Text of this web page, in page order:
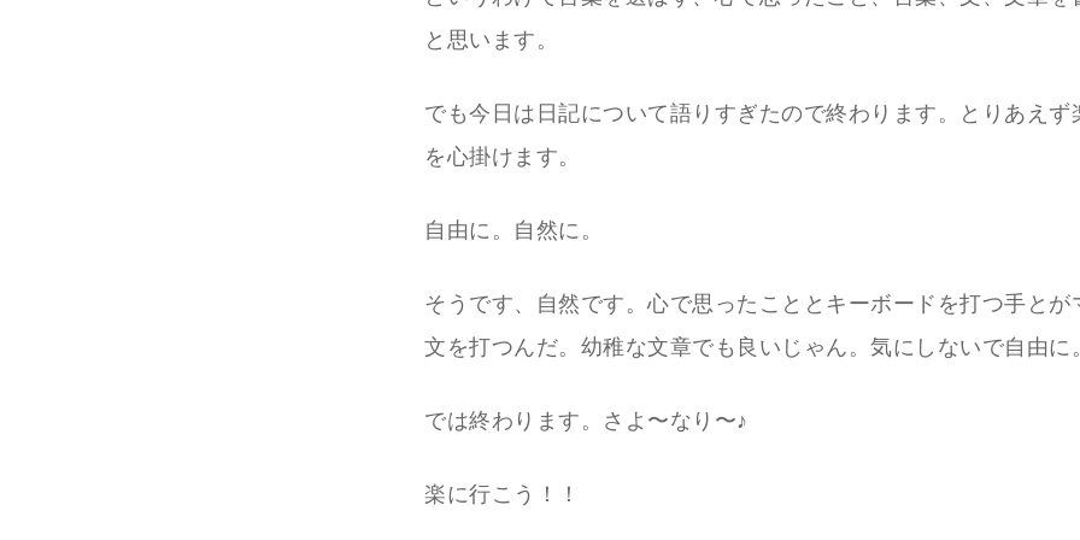
と思います。
でも今日は日記について語りすぎたので終わります。とりあえず
を心掛けます。
自由に。自然に。
そうです、自然です。心で思ったこととキーボードを打つ手とが
文を打つんだ。幼稚な文章でも良いじゃん。気にしないで自由に。
では終わります。さよ〜なり〜♪
楽に行こう！！